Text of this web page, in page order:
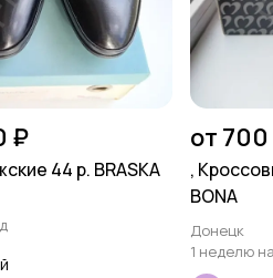
₽
44 р. BRASKA
от
,
BONA
Донецк
1 неделю